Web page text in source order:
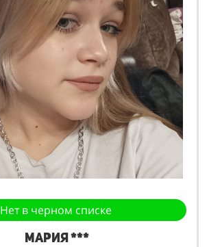
Нет в черном списке
Мария ***